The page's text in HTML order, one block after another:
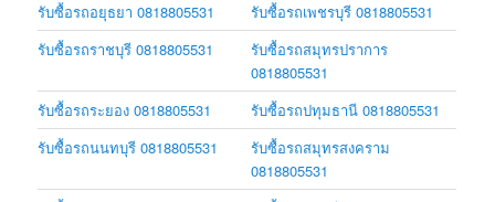
รับซื้อรถอยุธยา 0818805531
รับซื้อรถเพชรบุรี 0818805531
รับซื้อรถราชบุรี 0818805531
รับซื้อรถสมุทรปราการ
0818805531
รับซื้อรถระยอง 0818805531
รับซื้อรถปทุมธานี 0818805531
รับซื้อรถนนทบุรี 0818805531
รับซื้อรถสมุทรสงคราม
0818805531